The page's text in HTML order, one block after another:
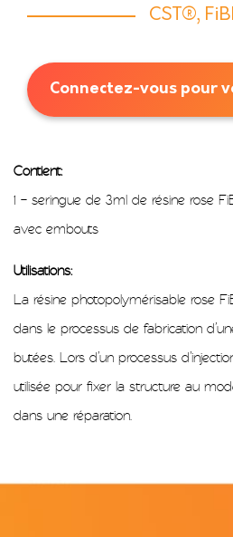
CST®,
Connectez-vous pour
Contient:
1 – seringue de 3ml de résine rose
avec embouts
Utilisations:
La résine photopolymérisable rose
dans le processus de fabrication
butées. Lors d’un processus
utilisée pour fixer la structure au
dans une réparation.